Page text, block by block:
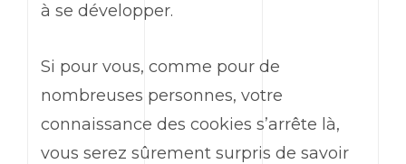
à se développer.
Si pour vous, comme pour de
nombreuses personnes, votre
connaissance des cookies s’arrête là,
vous serez sûrement surpris de savoir